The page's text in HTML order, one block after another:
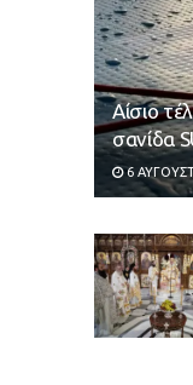
Αίσιο
σανίδα
6